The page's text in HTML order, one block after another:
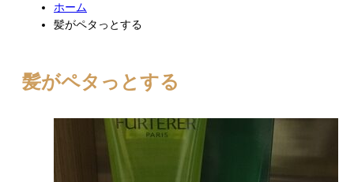
ホーム
髪がペタっとする
髪がペタっとする